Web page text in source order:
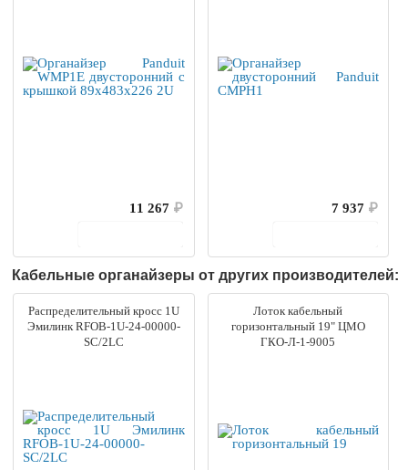
11 267 ₽
7 937 ₽
Кабельные органайзеры от других производителей:
Распределительный кросс 1U
Эмилинк RFOB-1U-24-00000-
SC/2LC
Лоток кабельный
горизонтальный 19" ЦМО
ГКО-Л-1-9005